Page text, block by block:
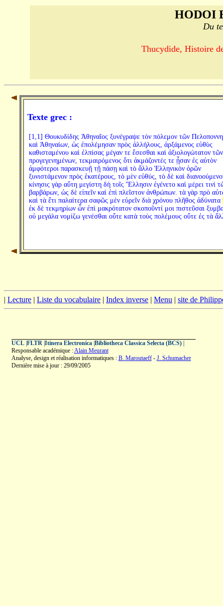
HODOI
Du
Thucydide, Histoire
Texte grec :
[1,1] Θουκυδίδης Ἀθηναῖος ξυνέγραψε τὸν πόλεμον τῶν
καὶ Ἀθηναίων, ὡς ἐπολέμησαν πρὸς ἀλλήλους, ἀρξάμενος εὐθὺς
καθισταμένου καὶ ἐλπίσας μέγαν τε ἔσεσθαι καὶ ἀξιολογώτατον τῶν
προγεγενημένων, τεκμαιρόμενος ὅτι ἀκμάζοντές τε ᾖσαν ἐς αὐτὸν
ἀμφότεροι παρασκευῇ τῇ πάσῃ καὶ τὸ ἄλλο Ἑλληνικὸν ὁρῶν
ξυνιστάμενον πρὸς ἑκατέρους, τὸ μὲν εὐθύς, τὸ δὲ καὶ
κίνησις γὰρ αὕτη μεγίστη δὴ τοῖς Ἕλλησιν ἐγένετο καὶ μέρει τινὶ
βαρβάρων, ὡς δὲ εἰπεῖν καὶ ἐπὶ πλεῖστον ἀνθρώπων. τὰ γὰρ πρὸ
καὶ τὰ ἔτι παλαίτερα σαφῶς μὲν εὑρεῖν διὰ χρόνου πλῆθος ἀδύνατα
ἐκ δὲ τεκμηρίων ὧν ἐπὶ μακρότατον σκοποῦντί μοι πιστεῦσαι
οὐ μεγάλα νομίζω γενέσθαι οὔτε κατὰ τοὺς πολέμους οὔτε ἐς τὰ
| Lecture | Liste du vocabulaire | Index inverse | Menu | site de
UCL| FLTR| Itinera Electronica| Bibliotheca Classica Selecta (BCS)|
Responsable académique :Alain Meurant
Analyse, design et réalisation informatiques : B. Maroutaeff- J. Schumacher
Dernière mise à jour : 29/09/2005